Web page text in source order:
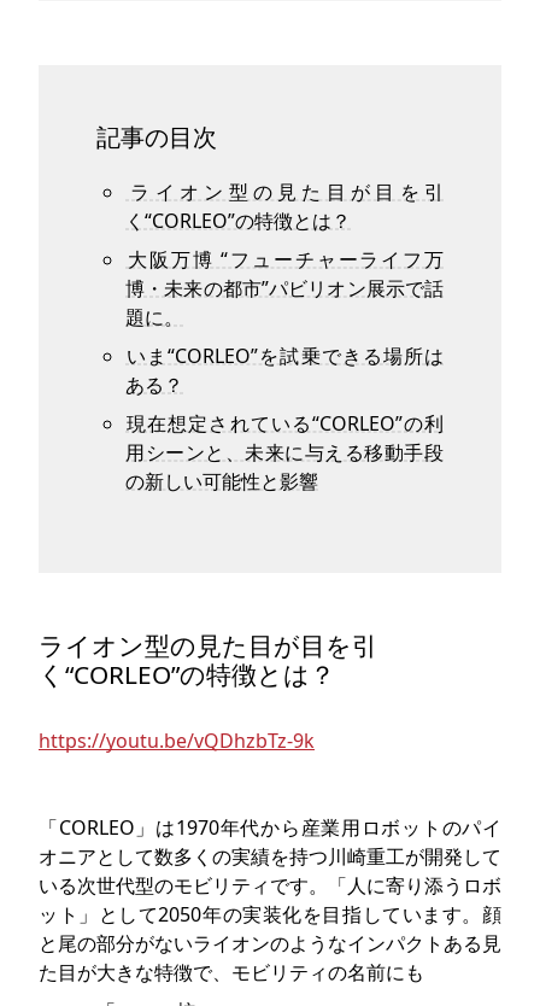
記事の目次
ライオン型の見た目が目を引
く“CORLEO”の特徴とは？
大阪万博 “フューチャーライフ万
博・未来の都市”パビリオン展示で話
題に。
いま“CORLEO”を試乗できる場所は
ある？
現在想定されている“CORLEO”の利
用シーンと、未来に与える移動手段
の新しい可能性と影響
ライオン型の見た目が目を引
く“CORLEO”の特徴とは？
https://youtu.be/vQDhzbTz-9k
「CORLEO」は1970年代から産業用ロボットのパイ
オニアとして数多くの実績を持つ川崎重工が開発して
いる次世代型のモビリティです。「人に寄り添うロボ
ット」として2050年の実装化を目指しています。顔
と尾の部分がないライオンのようなインパクトある見
た目が大きな特徴で、モビリティの名前にも